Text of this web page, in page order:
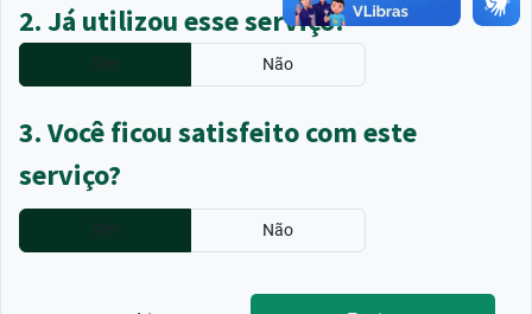
2. Já utilizou esse serviço?
Sim Não
3. Você ficou satisfeito com este
serviço?
Sim Não